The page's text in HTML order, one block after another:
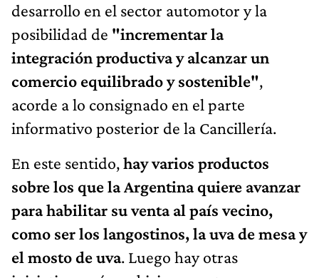
desarrollo en el sector automotor y la
posibilidad de "incrementar la
integración productiva y alcanzar un
comercio equilibrado y sostenible",
acorde a lo consignado en el parte
informativo posterior de la Cancillería.
En este sentido,hay varios productos
sobre los que la Argentina quiere avanzar
para habilitar su venta al país vecino,
como ser los langostinos, la uva de mesa y
el mosto de uva. Luego hay otras